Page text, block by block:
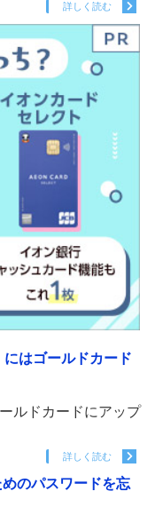
詳しく読む
はゴールドカード
ルドカードにアップ
詳しく読む
のパスワードを忘